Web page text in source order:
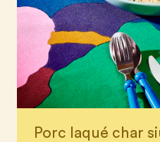
Porc laqué char